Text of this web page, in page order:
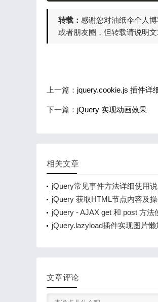
转载： 感谢您对油纸伞个人
或者朋友圈，但转载请说明文
上一篇： jquery.cookie.js 插件详
下一篇： jQuery 实现动画效果
相关文章
jQuery常见事件方法详细使用说
jQuery 获取HTML节点内容及
jQuery - AJAX get 和 post 方法
jQuery.lazyload插件实现图片懒
文章评论